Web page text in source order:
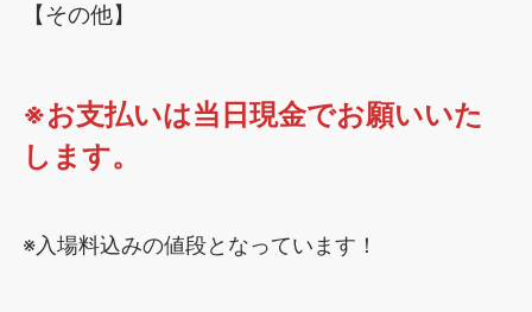
【その他】
※お支払いは当日現金でお願いいた
します。
※入場料込みの値段となっています！